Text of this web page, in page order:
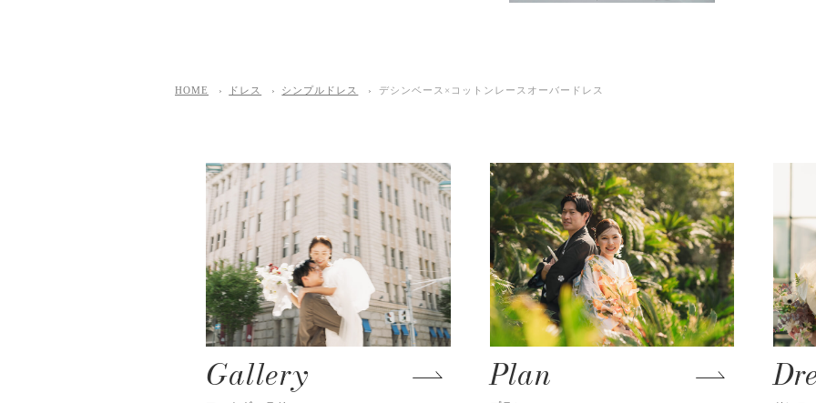
HOME ドレス シンプルドレス デシンベース×コットンレースオーバードレス
Gallery Plan